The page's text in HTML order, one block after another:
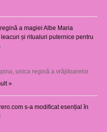
a magiei Albe Maria
și ritualuri puternice pentru
unica regină a vrăjitoarelor
»
s-a modificat esențial în